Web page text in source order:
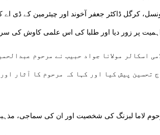
کرگل ڈاکٹر جعفر آخوند اور چیئرمین کے ڈی
پر زور دیا اور طلبا کی اس علمی کاوش کی
اسکالر مولانا جواد حبیب نے مرحوم
تحسین پیش کیا اور کہا کہ مرحوم کا آثار
لاما لبزنگ کی شخصیت اور ان کی سماجی،